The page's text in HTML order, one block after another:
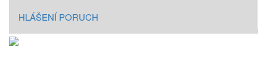
HLÁŠENÍ PORUCH